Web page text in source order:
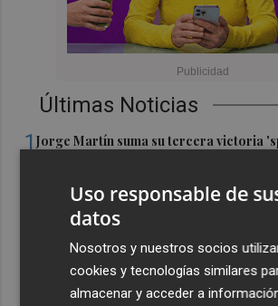
Últimas Noticias
1Jorge Martín suma su tercera victoria
España amplía a siete aeropuertos,
Elche y Manises, los controles
La Biblioteca Valenciana conmemora el
del legado de Jaume I
Uso responsable de
datos
Nosotros y nuestros socios
cookies y tecnologías similares
almacenar y acceder a